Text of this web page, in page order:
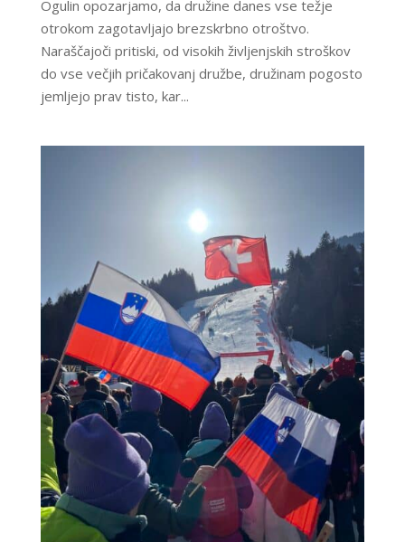
Ogulin opozarjamo, da družine danes vse težje
otrokom zagotavljajo brezskrbno otroštvo.
Naraščajoči pritiski, od visokih življenjskih stroškov
do vse večjih pričakovanj družbe, družinam pogosto
jemljejo prav tisto, kar...